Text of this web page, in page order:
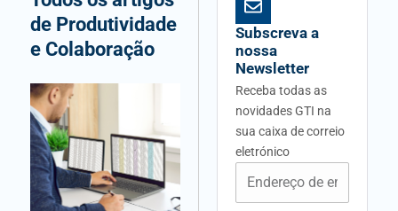
de Produtividade
e Colaboração
Subscreva a
nossa
Newsletter
Receba todas as
novidades GTI na
sua caixa de correio
eletrónico